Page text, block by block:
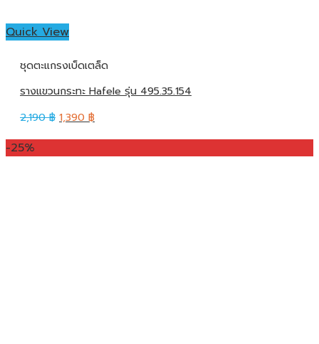
Quick View
ชุดตะแกรงเบ็ดเตล็ด
รางแขวนกระทะ Hafele รุ่น 495.35.154
2,190฿ 1,390 ฿
-25%